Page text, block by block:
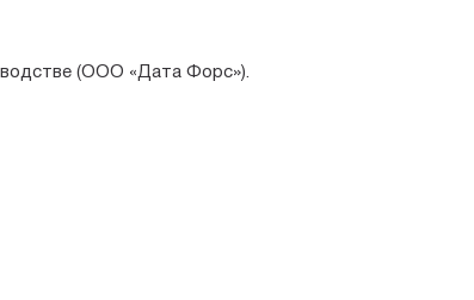
(ООО «Дата Форс»).